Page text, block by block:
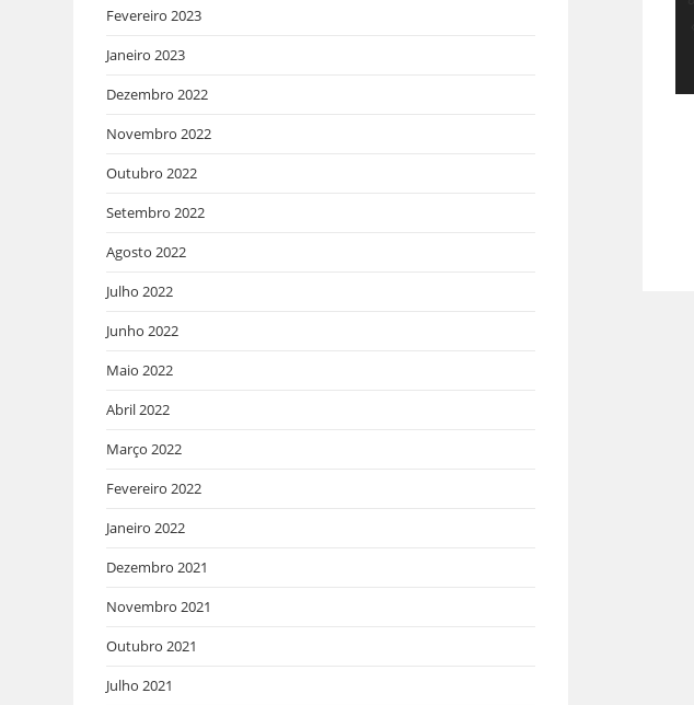
Fevereiro 2023
Janeiro 2023
Dezembro 2022
Novembro 2022
Outubro 2022
Setembro 2022
Agosto 2022
Julho 2022
Junho 2022
Maio 2022
Abril 2022
Março 2022
Fevereiro 2022
Janeiro 2022
Dezembro 2021
Novembro 2021
Outubro 2021
Julho 2021